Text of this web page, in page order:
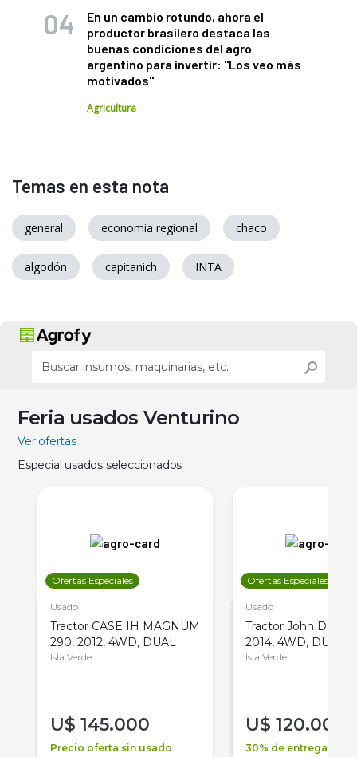
En un cambio rotundo, ahora el
productor brasilero destaca las
buenas condiciones del agro
argentino para invertir: "Los veo más
motivados"
Agricultura
Temas en esta nota
general economia regional chaco
algodón capitanich INTA
Feria usados Venturino
Ver ofertas
Especial usados seleccionados
Ofertas Especiales
Usado
Tractor CASE IH MAGNUM
290, 2012, 4WD, DUAL
Isla Verde
U$ 145.000
Precio oferta sin usado
Ofertas Especiales
Usado
Tractor John Deere
2014, 4WD, DUAL
Isla Verde
U$ 120.000
30% de entrega +